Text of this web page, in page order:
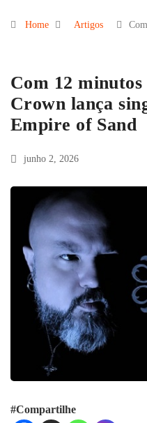
Home Artigos
Com 12
Crown lança
Empire of Sand
junho 2, 2026
#Compartilhe